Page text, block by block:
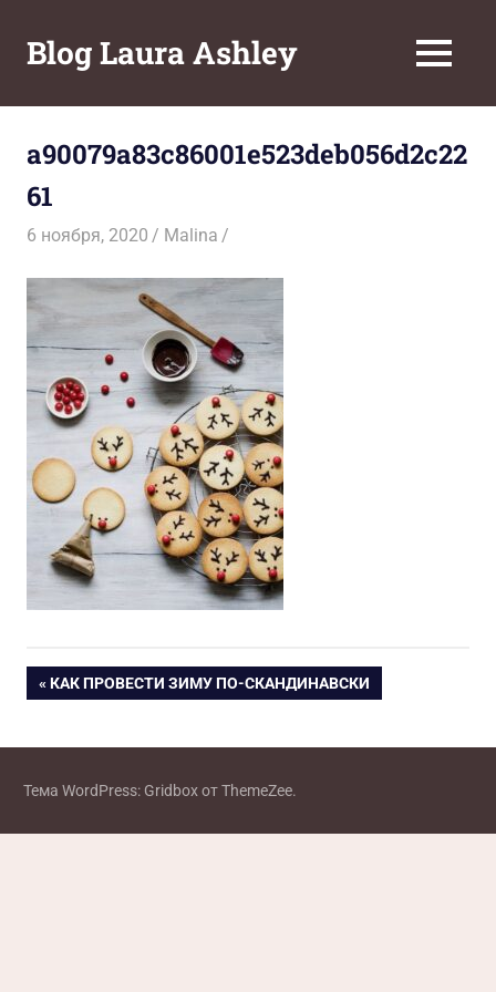
содержимому
Blog Laura Ashley МЕНЮ
a90079a83c86001e523deb056d2c22
61
6 ноября, 2020 Malina
Навигация
по
записям
ПРЕДЫДУЩАЯ
КАК ПРОВЕСТИ ЗИМУ ПО-СКАНДИНАВСКИ
Тема WordPress: Gridbox от ThemeZee.